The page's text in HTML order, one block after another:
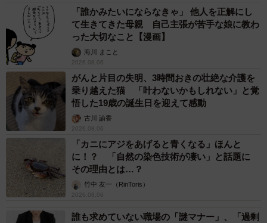
「誰かみたいにならなきゃ」 他人を正解にし
て生きてきた母親 自己主張が苦手な娘に教わ
った大切なこと【漫画】
海川 まこと
2026.08.06
がんと片目の失明、3時間おきの壮絶な介護を
乗り越えた猫 「叶わないかもしれない」と覚
悟した19歳の誕生日を迎えて感動
古川 諭香
2026.08.06
「カニにアジをあげると青くなる」ほんと
に！？ 「自然の染色技術が凄い」と話題に
その理由とは…？
竹中 友一（RinToris）
2026.08.06
誰も求めていない職場の「謎マナー」、「過剰